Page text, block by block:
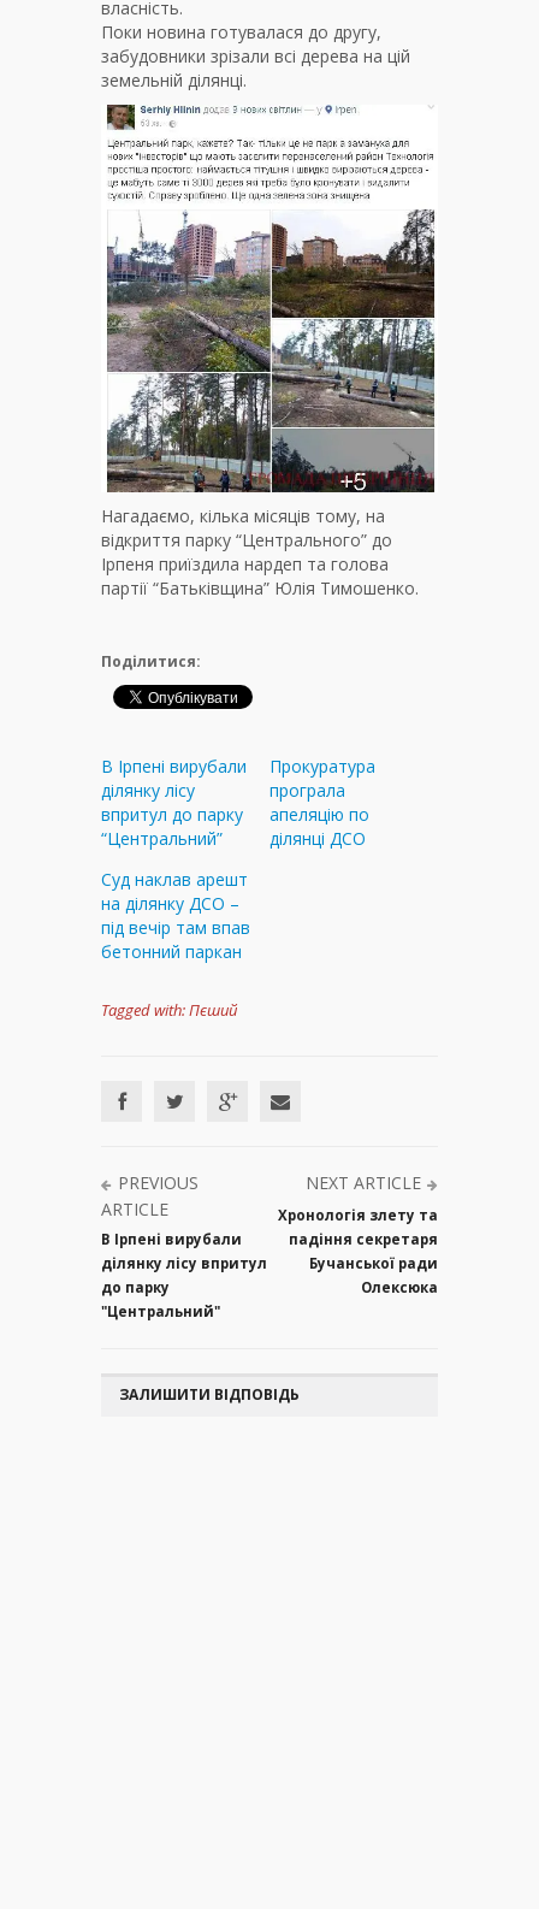
власність.
Поки новина готувалася до другу,
забудовники зрізали всі дерева на цій
земельній ділянці.
Нагадаємо, кілька місяців тому, на
відкриття парку “Центрального” до
Ірпеня приїздила нардеп та голова
партії “Батьківщина” Юлія Тимошенко.
Поділитися:
В Ірпені вирубали
ділянку лісу
впритул до парку
“Центральний”
Прокуратура
програла
апеляцію по
ділянці ДСО
Суд наклав арешт
на ділянку ДСО –
під вечір там впав
бетонний паркан
Tagged with:Пєший
PREVIOUS
ARTICLE
В Ірпені вирубали
ділянку лісу впритул
до парку
"Центральний"
NEXT ARTICLE
Хронологія злету та
падіння секретаря
Бучанської ради
Олексюка
ЗАЛИШИТИ ВІДПОВІДЬ